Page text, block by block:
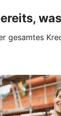
gesamtes